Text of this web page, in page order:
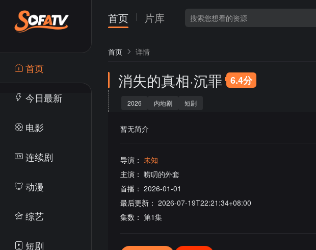
首页
今日最新
电影
连续剧
动漫
综艺
短剧
首页 片库
首页 详情
消失的真相·沉罪 6.4分
2026 内地剧 短剧
暂无简介
导演： 未知
主演： 唠叨的外套
首播： 2026-01-01
最后更新： 2026-07-19T22:21:34+08:00
集数： 第1集